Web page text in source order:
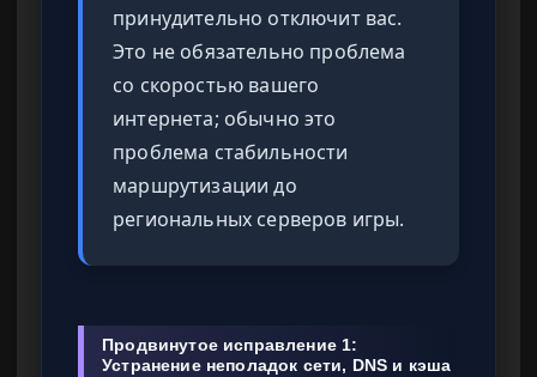
принудительно отключит вас.
Это не обязательно проблема
со скоростью вашего
интернета; обычно это
проблема стабильности
маршрутизации до
региональных серверов игры.
Продвинутое исправление 1:
Устранение неполадок сети, DNS и кэша